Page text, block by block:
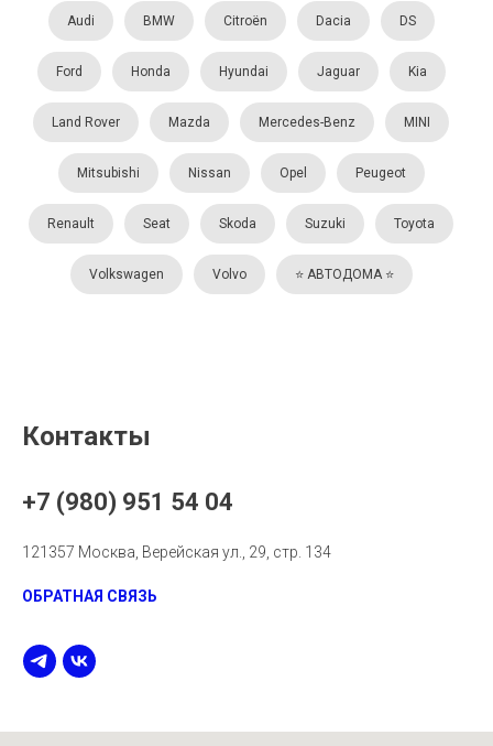
Audi BMW Citroën Dacia DS
Ford Honda Hyundai Jaguar Kia
Land Rover Mazda Mercedes-Benz MINI
Mitsubishi Nissan Opel Peugeot
Renault Seat Skoda Suzuki Toyota
Volkswagen Volvo ⭐️ АВТОДОМА ⭐️
Контакты
+7 (980) 951 54 04
121357 Москва, Верейская ул., 29, стр. 134
ОБРАТНАЯ СВЯЗЬ